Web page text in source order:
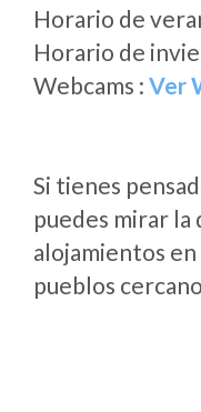
Horario de
Horario de
Webcams : Ver
Si tienes
puedes mirar la
alojamientos
pueblos